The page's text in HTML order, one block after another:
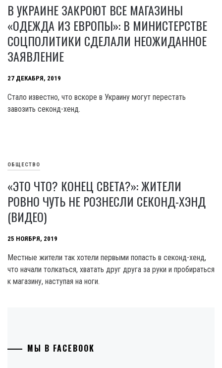
В УКРАИНЕ ЗАКРОЮТ ВСЕ МАГАЗИНЫ
«ОДЕЖДА ИЗ ЕВРОПЫ»: В МИНИСТЕРСТВЕ
СОЦПОЛИТИКИ СДЕЛАЛИ НЕОЖИДАННОЕ
ЗАЯВЛЕНИЕ
27 ДЕКАБРЯ, 2019
Стало известно, что вскоре в Украину могут перестать
завозить секонд-хенд.
ОБЩЕСТВО
«ЭТО ЧТО? КОНЕЦ СВЕТА?»: ЖИТЕЛИ
РОВНО ЧУТЬ НЕ РОЗНЕСЛИ СЕКОНД-ХЭНД
(ВИДЕО)
25 НОЯБРЯ, 2019
Местные жители так хотели первыми попасть в секонд-хенд,
что начали толкаться, хватать друг друга за руки и пробираться
к магазину, наступая на ноги.
МЫ В FACEBOOK